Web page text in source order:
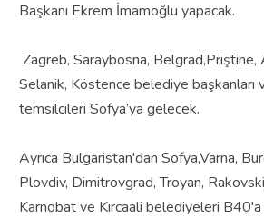
Başkanı Ekrem İmamoğlu yapacak.
Zagreb, Saraybosna,
Selanik, Köstence belediye başkanları
temsilcileri Sofya’ya gelecek.
Ayrıca Bulgaristan'dan Sofya,Varna,
Plovdiv, Dimitrovgrad, Troyan,
Karnobat ve Kırcaali belediyeleri B40'a